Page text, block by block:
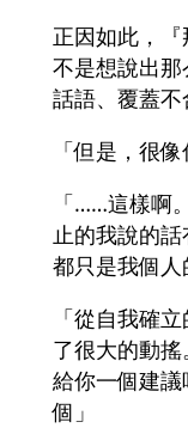
正因如此，
不是想說出
話語、覆蓋不
「但是，很
「……這樣啊
止的我說的
都只是我個人
「從自我確
了很大的動
給你一個建
個」